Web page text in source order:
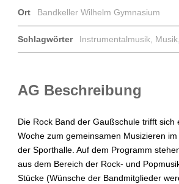
Ort Bandkeller Wilhelm Gymnasium
Schlagwörter Instrumentalmusik, Musik,
AG Beschreibung
Die Rock Band der Gaußschule trifft sich
Woche zum gemeinsamen Musizieren
der Sporthalle. Auf dem Programm
aus dem Bereich der Rock- und
Stücke (Wünsche der Bandmitglieder